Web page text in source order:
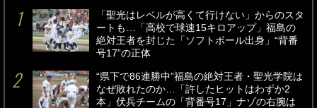
「聖光はレベルが高くて行けない」からのスタ
ートも…「高校で球速15キロアップ」福島の
絶対王者を封じた「ソフトボール出身」“背番
号17”の正体
“県下で86連勝中”福島の絶対王者・聖光学院は
なぜ敗れたのか…「許したヒットはわずか2
本」伏兵チームの「背番号17」ナゾの右腕は